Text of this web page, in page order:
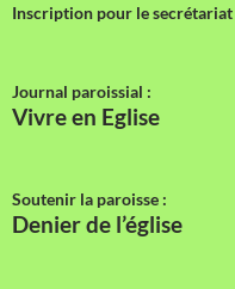
Inscription pour le
Journal paroissial :
Vivre en Eglise
Soutenir la paroisse :
Denier de l’église